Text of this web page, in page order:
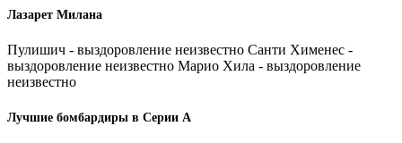
Лазарет Милана
Пулишич - выздоровление неизвестно Санти Хименес -
выздоровление неизвестно Марио Хила - выздоровление
неизвестно
Лучшие бомбардиры в Серии А